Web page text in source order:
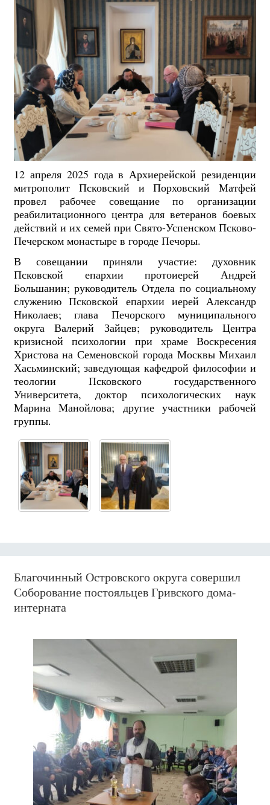
12 апреля 2025 года в Архиерейской резиденции
митрополит Псковский и Порховский Матфей
провел рабочее совещание по организации
реабилитационного центра для ветеранов боевых
действий и их семей при Свято-Успенском Псково-
Печерском монастыре в городе Печоры.
В совещании приняли участие: духовник
Псковской епархии протоиерей Андрей
Большанин; руководитель Отдела по социальному
служению Псковской епархии иерей Александр
Николаев; глава Печорского муниципального
округа Валерий Зайцев; руководитель Центра
кризисной психологии при храме Воскресения
Христова на Семеновской города Москвы Михаил
Хасьминский; заведующая кафедрой философии и
теологии Псковского государственного
Университета, доктор психологических наук
Марина Манойлова; другие участники рабочей
группы.
Благочинный Островского округа совершил
Соборование постояльцев Гривского дома-
интерната